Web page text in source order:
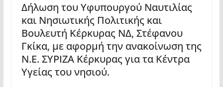
Δήλωση του Υφυπουργού Ναυτιλίας
και Νησιωτικής Πολιτικής και
Βουλευτή Κέρκυρας ΝΔ, Στέφανου
Γκίκα, με αφορμή την ανακοίνωση της
Ν.Ε. ΣΥΡΙΖΑ Κέρκυρας για τα Κέντρα
Υγείας του νησιού.